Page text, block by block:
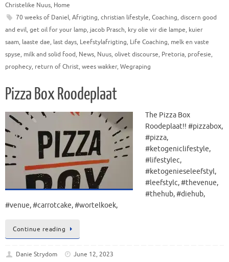
Christelike Nuus, Home
70 weeks of Daniel, Afrigting, christian lifestyle, Coaching, discern good
and evil, get oil for your lamp, jacob Prasch, kry olie vir die lampe, kuier
saam, laaste dae, last days, Leefstylafrigting, Life Coaching, melk en vaste
spyse, milk and solid food, News, Nuus, olivet discourse, Pretoria, profesie,
prophecy, return of Christ, wees wakker, Wegraping
Pizza Box Roodeplaat
The Pizza Box
Roodeplaat!! #pizzabox,
#pizza,
#ketogeniclifestyle,
#lifestylec,
#ketogenieseleefstyl,
#leefstylc, #thevenue,
#thehub, #diehub,
#venue, #carrotcake, #wortelkoek,
Continue reading
Danie Strydom
June 12, 2023